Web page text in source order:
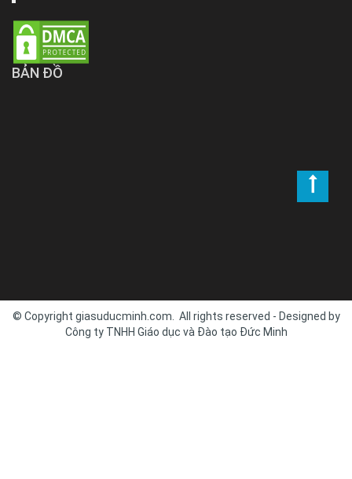
BẢN ĐỒ
© Copyright giasuducminh.com. All rights reserved - Designed by
Công ty TNHH Giáo dục và Đào tạo Đức Minh